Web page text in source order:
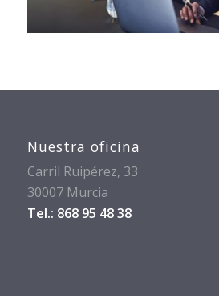
Nuestra oficina
Carril Ruipérez, 33
30007 Murcia
Tel.: 868 95 48 38